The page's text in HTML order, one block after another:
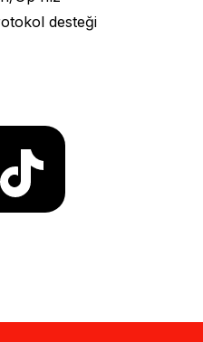
desteği